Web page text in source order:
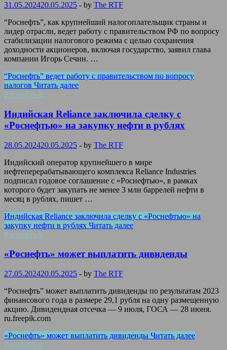
31.05.202420.05.2025 - by The RTF
“Роснефть”, как крупнейший налогоплательщик страны и
лидер отрасли, ведет работу с правительством РФ по вопросу
стабилизации налогового режима с целью сохранения
доходности акционеров, включая государство, заявил глава
компании Игорь Сечин. …
“Роснефть” ведет работу с правительством по вопросу
налогов Читать далее
Роснефть-h
Индийская Reliance заключила сделку с
«Роснефтью» на закупку нефти в рублях
28.05.202420.05.2025 - by The RTF
Индийский оператор крупнейшего в мире
нефтеперерабатывающего комплекса Reliance Industries
подписал годовое соглашение с «Роснефтью», в рамках
которого будет закупать не менее 3 млн баррелей нефти в
месяц в рублях, пишет …
Индийская Reliance заключила сделку с «Роснефтью» на
закупку нефти в рублях Читать далее
Роснефть-h
«Роснефть» может выплатить дивиденды
27.05.202420.05.2025 - by The RTF
“Роснефть” может выплатить дивиденды по результатам 2023
финансового года в размере 29,1 рубля на одну размещенную
акцию. Дивидендная отсечка — 9 июля, ГОСА — 28 июня.
ru.freepik.com
«Роснефть» может выплатить дивиденды Читать далее
Роснефть-h